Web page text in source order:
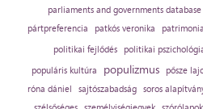
parliaments and governments database
pártpreferencia patkós veronika
politikai fejlődés
politikai
populáris kultúra
populizmus pősze
róna dániel
sajtószabadság soros